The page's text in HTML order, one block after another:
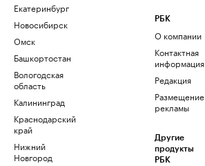
Екатеринбург
Новосибирск
Омск
Башкортостан
Вологодская
область
Калининград
Краснодарский
край
Нижний
Новгород
РБК
О компании
Контактная
информация
Редакция
Размещение
рекламы
Другие
продукты
РБК